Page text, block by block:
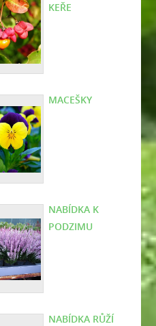
KEŘE
MACEŠKY
NABÍDKA K
PODZIMU
NABÍDKA RŮŽÍ